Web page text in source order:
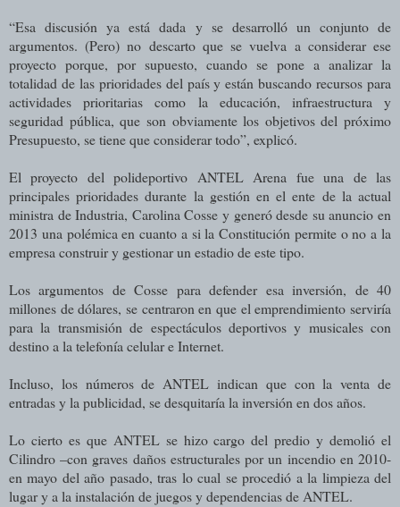
“Esa discusión ya está dada y se desarrolló un conjunto de
argumentos. (Pero) no descarto que se vuelva a considerar ese
proyecto porque, por supuesto, cuando se pone a analizar la
totalidad de las prioridades del país y están buscando recursos para
actividades prioritarias como la educación, infraestructura y
seguridad pública, que son obviamente los objetivos del próximo
Presupuesto, se tiene que considerar todo”, explicó.
El proyecto del polideportivo ANTEL Arena fue una de las
principales prioridades durante la gestión en el ente de la actual
ministra de Industria, Carolina Cosse y generó desde su anuncio en
2013 una polémica en cuanto a si la Constitución permite o no a la
empresa construir y gestionar un estadio de este tipo.
Los argumentos de Cosse para defender esa inversión, de 40
millones de dólares, se centraron en que el emprendimiento serviría
para la transmisión de espectáculos deportivos y musicales con
destino a la telefonía celular e Internet.
Incluso, los números de ANTEL indican que con la venta de
entradas y la publicidad, se desquitaría la inversión en dos años.
Lo cierto es que ANTEL se hizo cargo del predio y demolió el
Cilindro –con graves daños estructurales por un incendio en 2010-
en mayo del año pasado, tras lo cual se procedió a la limpieza del
lugar y a la instalación de juegos y dependencias de ANTEL.